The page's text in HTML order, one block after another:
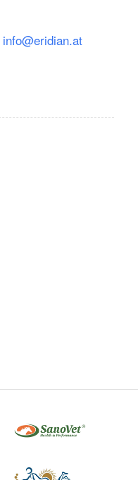
info@eridian.at